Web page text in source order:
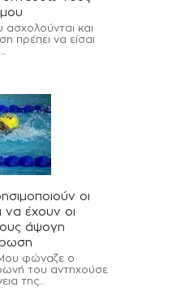
ασχολούνται και
πρέπει να είσαι
οι
να έχουν οι
άψογη
Μου φώναζε ο
του αντηχούσε
της...